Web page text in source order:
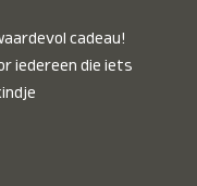
cadeau!
iedereen die iets